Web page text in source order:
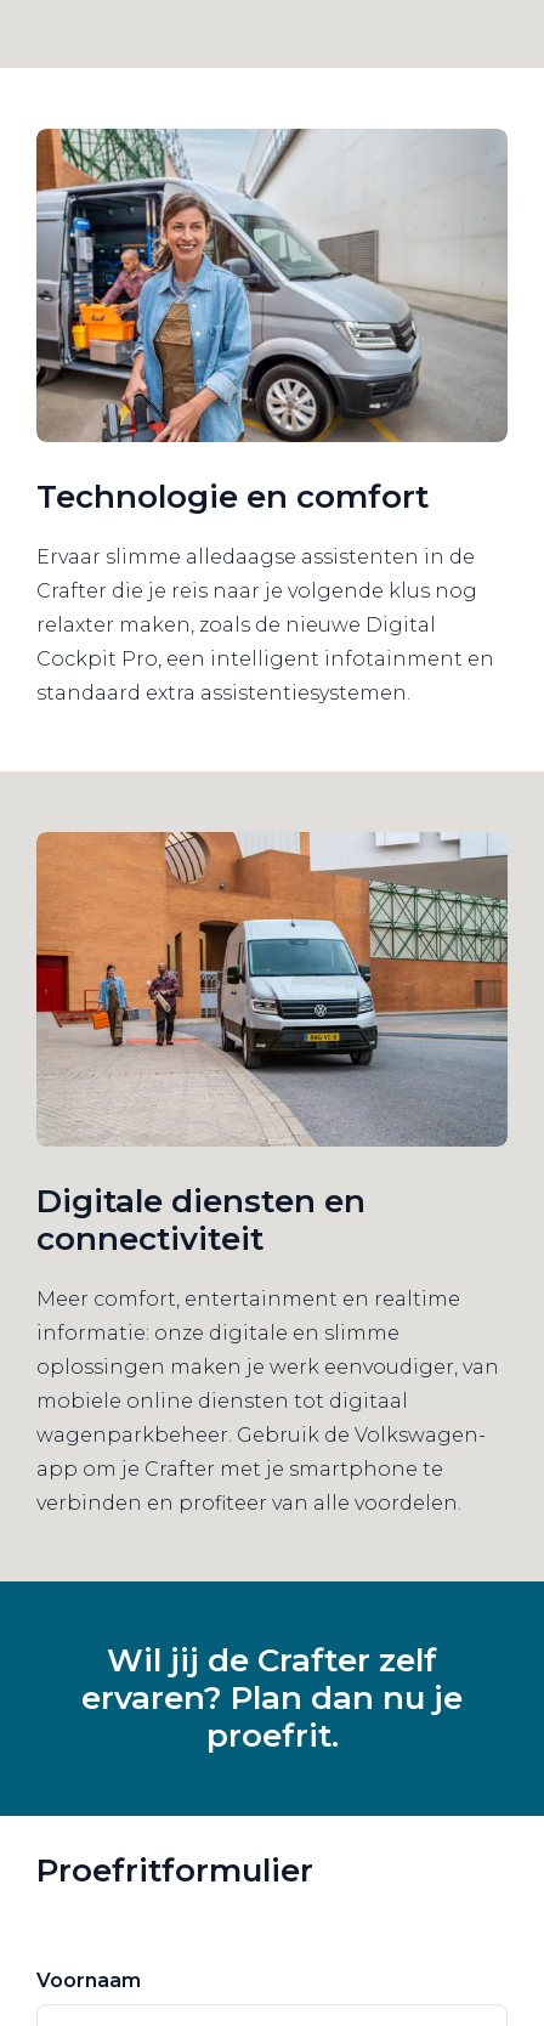
Technologie en comfort
Ervaar slimme alledaagse assistenten in de
Crafter die je reis naar je volgende klus nog
relaxter maken, zoals de nieuwe Digital
Cockpit Pro, een intelligent infotainment en
standaard extra assistentiesystemen.
Digitale diensten en
connectiviteit
Meer comfort, entertainment en realtime
informatie: onze digitale en slimme
oplossingen maken je werk eenvoudiger, van
mobiele online diensten tot digitaal
wagenparkbeheer. Gebruik de Volkswagen-
app om je Crafter met je smartphone te
verbinden en profiteer van alle voordelen.
Wil jij de Crafter zelf
ervaren? Plan dan nu je
proefrit.
Proefritformulier
Voornaam